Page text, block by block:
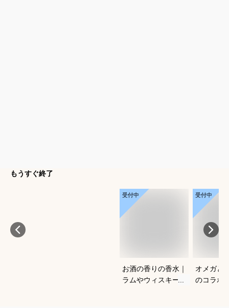
もうすぐ終了
受付中
お酒の香りの香水｜
ラムやウィスキーな
受付中
オメガと
のコラボ